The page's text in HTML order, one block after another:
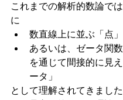
これまでの解析的数論で
に
数直線上に並ぶ「点」
あるいは、ゼータ関
を通じて間接的に見
ータ」
として理解されてきました